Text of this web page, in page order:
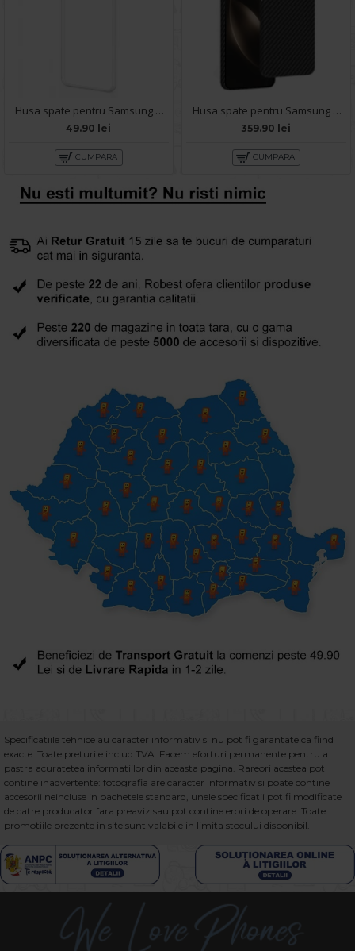
Husa spate pentru Samsung Galaxy S25 - Clear Case
49.90 lei
CUMPARA
Husa spate pentru Samsung Galaxy S25 Keephone Kevilar Magsafe - Negru
359.90 lei
CUMPARA
Specificatiile tehnice au caracter informativ si nu pot fi garantate ca fiind
exacte. Toate preturile includ TVA. Facem eforturi permanente pentru a
pastra acuratetea informatiilor din aceasta pagina. Rareori acestea pot
contine inadvertente: fotografia are caracter informativ si poate contine
accesorii neincluse in pachetele standard, unele specificatii pot fi modificate
de catre producator fara preaviz sau pot contine erori de operare. Toate
promotiile prezente in site sunt valabile in limita stocului disponibil.